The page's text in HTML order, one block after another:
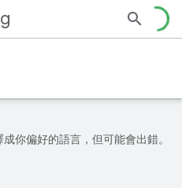
你偏好的語言，但可能會出錯。